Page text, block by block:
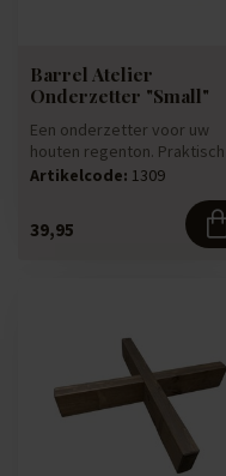
Barrel Atelier
Onderzetter "Small"
Een onderzetter voor uw
houten regenton. Praktisch
omdat de ton hoger staat en
Artikelcode: 1309
39,95